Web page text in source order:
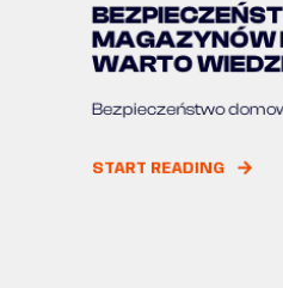
MAGAZYNÓW
WARTO
Bezpieczeństwo
START READING